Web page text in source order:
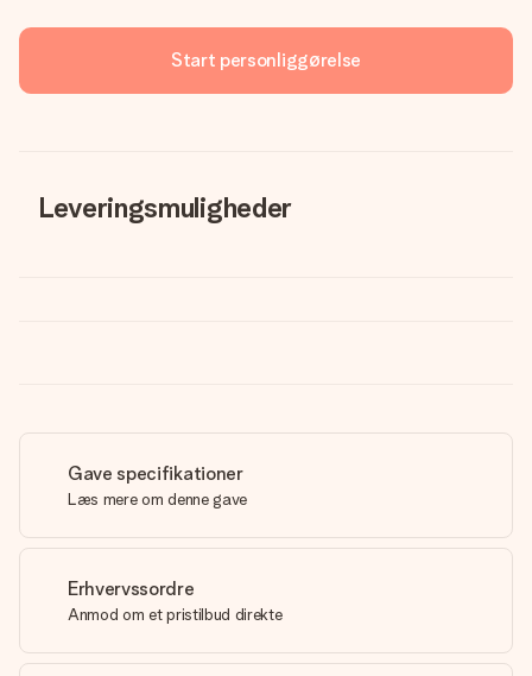
Start personliggørelse
Leveringsmuligheder
Gave specifikationer
Læs mere om denne gave
Erhvervssordre
Anmod om et pristilbud direkte